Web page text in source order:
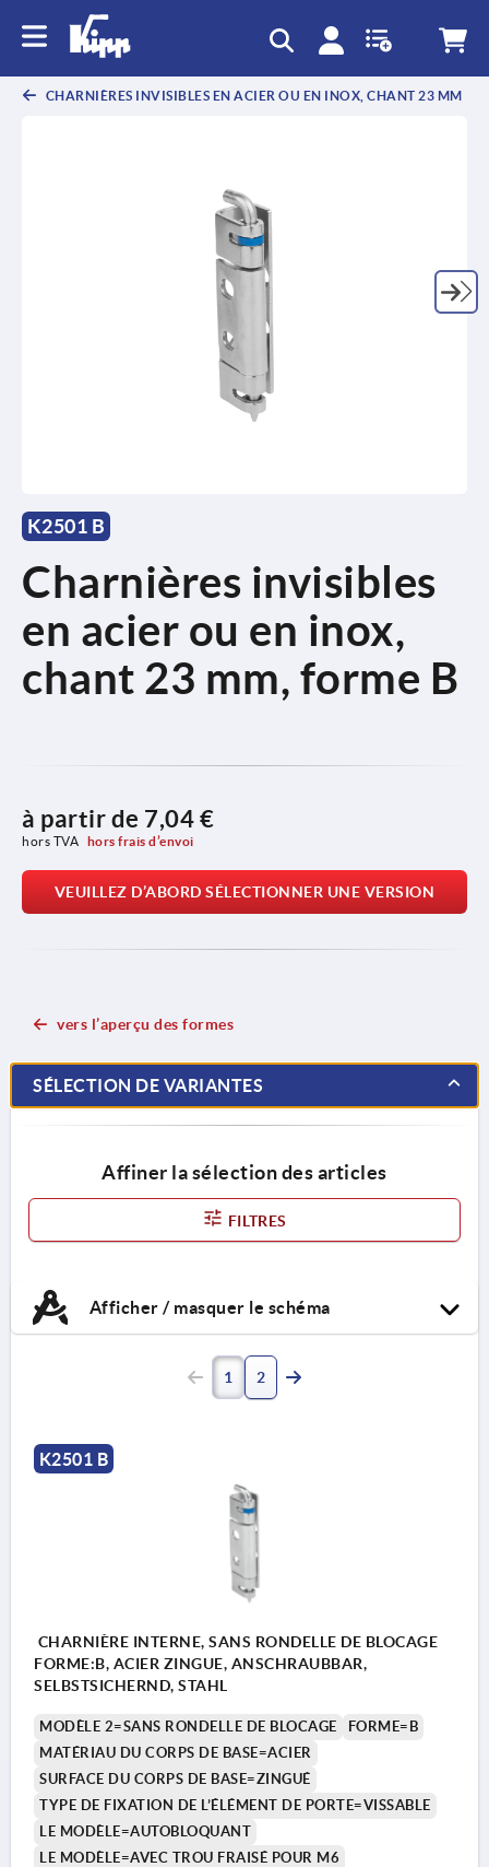
CHARNIÈRES INVISIBLES EN ACIER OU EN INOX, CHANT 23 MM
K2501 B
Charnières invisibles
en acier ou en inox,
chant 23 mm, forme B
à partir de 7,04 €
hors TVA hors frais d’envoi
VEUILLEZ D’ABORD SÉLECTIONNER UNE VERSION
vers l’aperçu des formes
SÉLECTION DE VARIANTES
Affiner la sélection des articles
FILTRES
Afficher / masquer le schéma
1 2
K2501 B
CHARNIÈRE INTERNE, SANS RONDELLE DE BLOCAGE
FORME:B, ACIER ZINGUE, ANSCHRAUBBAR,
SELBSTSICHERND, STAHL
MODÈLE 2=SANS RONDELLE DE BLOCAGE
FORME=B
MATÉRIAU DU CORPS DE BASE=ACIER
SURFACE DU CORPS DE BASE=ZINGUÉ
TYPE DE FIXATION DE L’ÉLÉMENT DE PORTE=VISSABLE
LE MODÈLE=AUTOBLOQUANT
LE MODÈLE=AVEC TROU FRAISÉ POUR M6